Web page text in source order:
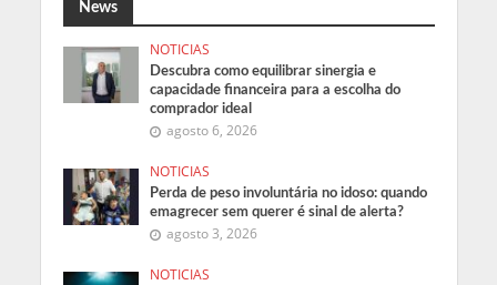
News
NOTICIAS
Descubra como equilibrar sinergia e
capacidade financeira para a escolha do
comprador ideal
agosto 6, 2026
NOTICIAS
Perda de peso involuntária no idoso: quando
emagrecer sem querer é sinal de alerta?
agosto 3, 2026
NOTICIAS